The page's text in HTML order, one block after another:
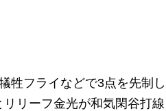
牲フライなどで3点を先制し
リリーフ金光が和気閑谷打線